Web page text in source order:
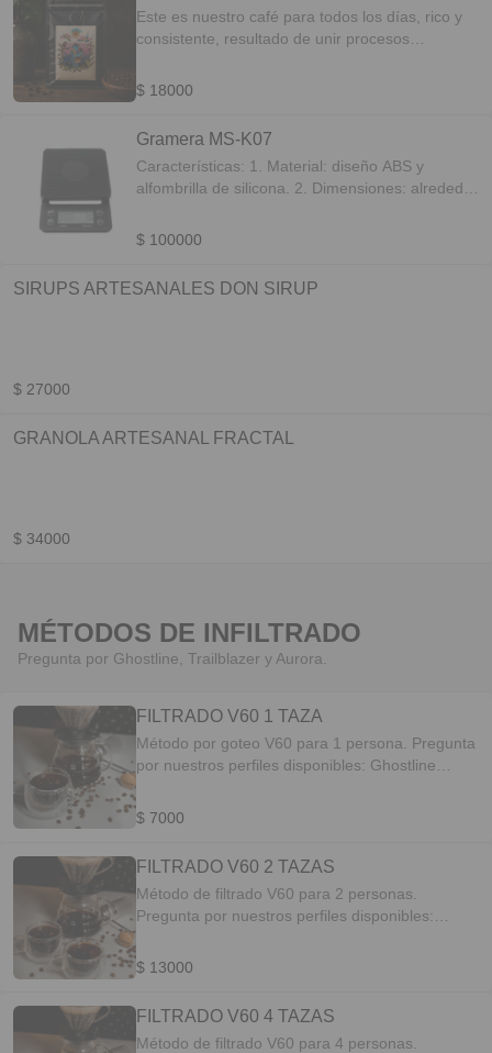
Este es nuestro café para todos los días, rico y
consistente, resultado de unir procesos
de Castillo Lavado y Castillo Natural. Perfil:
$ 18000
Gramera MS-K07
Características: 1. Material: diseño ABS y
alfombrilla de silicona. 2. Dimensiones: alrededor
Tamaño de la plataforma: diámetro 5,1 "" (13 x
Capacidad: aproximadamente 3000 gr / 5000 gr
por: AAA x 3 (las pilas no están incluidas)
$ 100000
SIRUPS ARTESANALES DON SIRUP
$ 27000
GRANOLA ARTESANAL FRACTAL
$ 34000
MÉTODOS DE INFILTRADO
Pregunta por Ghostline, Trailblazer y Aurora.
FILTRADO V60 1 TAZA
Método por goteo V60 para 1 persona. Pregunta
por nuestros perfiles disponibles: Ghostline
$ 7000
FILTRADO V60 2 TAZAS
Método de filtrado V60 para 2 personas.
Pregunta por nuestros perfiles disponibles:
$ 13000
FILTRADO V60 4 TAZAS
Método de filtrado V60 para 4 personas.